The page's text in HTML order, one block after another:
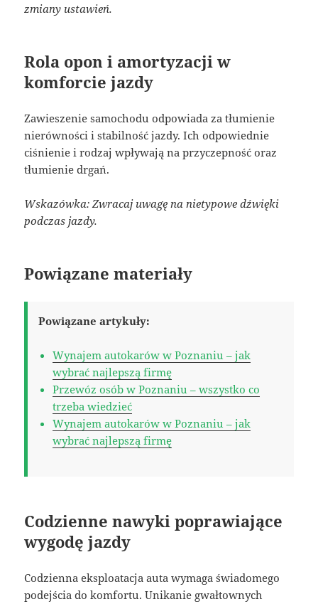
zmiany ustawień.
Rola opon i amortyzacji w
komforcie jazdy
Zawieszenie samochodu odpowiada za tłumienie
nierówności i stabilność jazdy. Ich odpowiednie
ciśnienie i rodzaj wpływają na przyczepność oraz
tłumienie drgań.
Wskazówka: Zwracaj uwagę na nietypowe dźwięki
podczas jazdy.
Powiązane materiały
Powiązane artykuły:
Wynajem autokarów w Poznaniu – jak
wybrać najlepszą firmę
Przewóz osób w Poznaniu – wszystko co
trzeba wiedzieć
Wynajem autokarów w Poznaniu – jak
wybrać najlepszą firmę
Codzienne nawyki poprawiające
wygodę jazdy
Codzienna eksploatacja auta wymaga świadomego
podejścia do komfortu. Unikanie gwałtownych